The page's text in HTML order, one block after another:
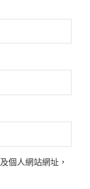
個人網站網址，